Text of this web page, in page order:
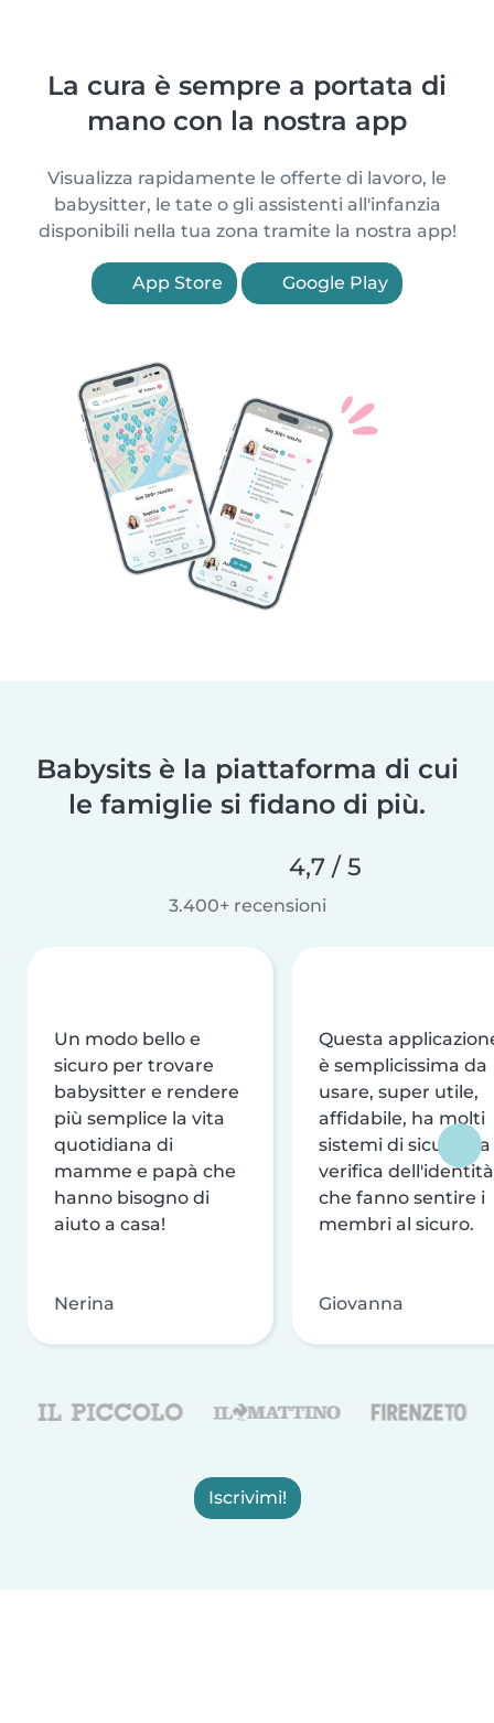
La cura è sempre a portata di
mano con la nostra app
Visualizza rapidamente le offerte di lavoro, le
babysitter, le tate o gli assistenti all'infanzia
disponibili nella tua zona tramite la nostra app!
App Store Google Play
Babysits è la piattaforma di cui
le famiglie si fidano di più.
4,7 / 5
3.400+ recensioni
Un modo bello e
sicuro per trovare
babysitter e rendere
più semplice la vita
quotidiana di
mamme e papà che
hanno bisogno di
aiuto a casa!
Nerina
Questa
è semplicissima da
usare, super utile,
affidabile, ha molti
sistemi di sicurezza
verifica dell'identità
che fanno sentire i
membri al sicuro.
Giovanna
Iscrivimi!